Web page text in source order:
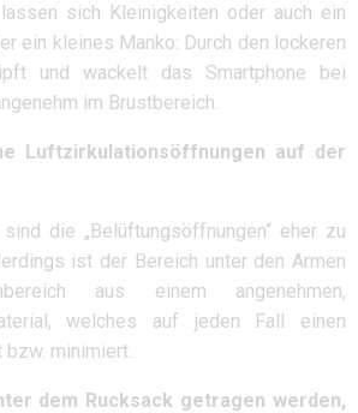
sich Kleinigkeiten oder auch ein
ein kleines Manko: Durch den lockeren
und wackelt das Smartphone bei
im Brustbereich.
Luftzirkulationsöffnungen auf der
die „Belüftungsöffnungen“ eher zu
ist der Bereich unter den Armen
aus einem angenehmen,
welches auf jeden Fall einen
minimiert.
dem Rucksack getragen werden,